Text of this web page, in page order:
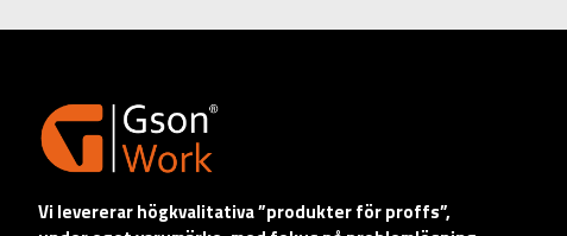
Vi levererar högkvalitativa ”produkter för proffs”,